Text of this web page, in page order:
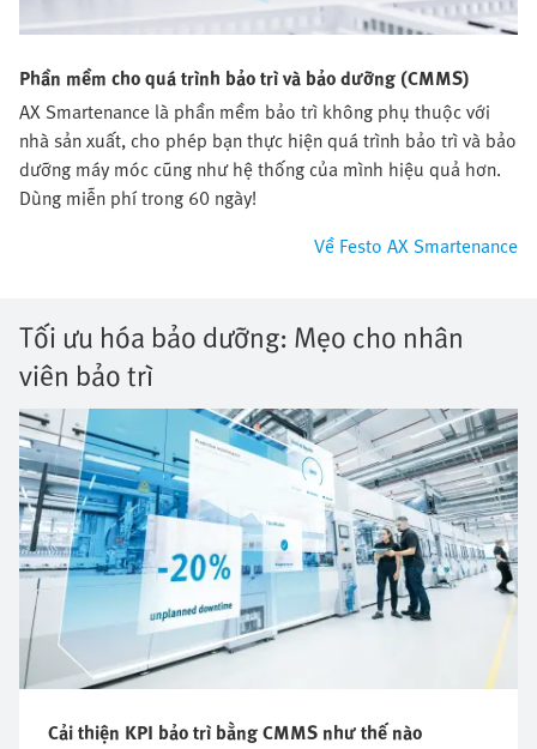
Phần mềm cho quá trình bảo trì và bảo dưỡng (CMMS)
AX Smartenance là phần mềm bảo trì không phụ thuộc với
nhà sản xuất, cho phép bạn thực hiện quá trình bảo trì và bảo
dưỡng máy móc cũng như hệ thống của mình hiệu quả hơn.
Dùng miễn phí trong 60 ngày!
Về Festo AX Smartenance
Tối ưu hóa bảo dưỡng: Mẹo cho nhân
viên bảo trì
Cải thiện KPI bảo trì bằng CMMS như thế nào